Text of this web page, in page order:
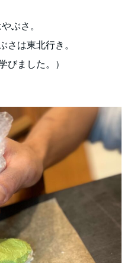
ぶさ。
さは東北行き。
びました。）